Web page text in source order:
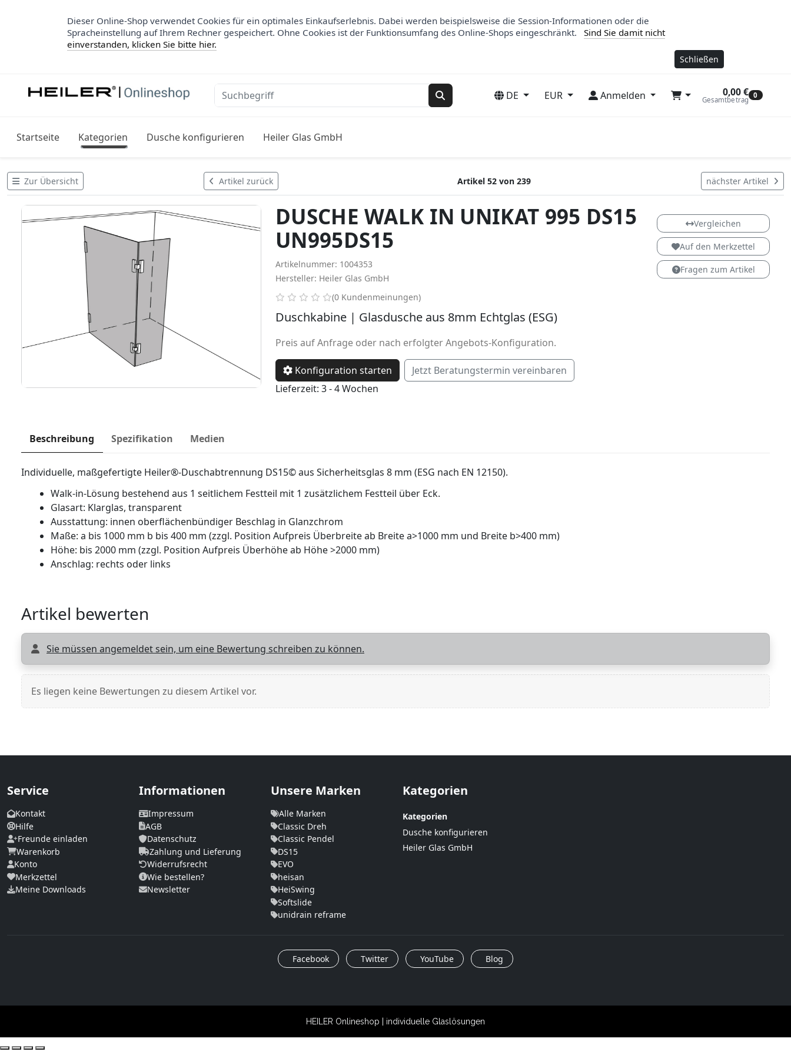
Dieser Online-Shop verwendet Cookies für ein optimales Einkaufserlebnis. Dabei werden beispielsweise die Session-Informationen oder die
Spracheinstellung auf Ihrem Rechner gespeichert. Ohne Cookies ist der Funktionsumfang des Online-Shops eingeschränkt.
Sind Sie damit nicht
einverstanden, klicken Sie bitte hier.
Schließen
Suchen
DE EUR Anmelden 0,00 €
Gesamtbetrag 0
Startseite Kategorien Dusche konfigurieren Heiler Glas GmbH
Zur Übersicht Artikel zurück Artikel 52 von 239 nächster Artikel
DUSCHE WALK IN UNIKAT 995 DS15
UN995DS15
Artikelnummer: 1004353
Hersteller: Heiler Glas GmbH
0 von 5 Sternen
(0 Kundenmeinungen)
Duschkabine | Glasdusche aus 8mm Echtglas (ESG)
Preis auf Anfrage oder nach erfolgter Angebots-Konfiguration.
Konfiguration starten
Jetzt Beratungstermin vereinbaren
Lieferzeit: 3 - 4 Wochen
DS15
Vergleichen
Auf den Merkzettel
Fragen zum Artikel
Beschreibung Spezifikation Medien
Individuelle, maßgefertigte Heiler®-Duschabtrennung DS15© aus Sicherheitsglas 8 mm (ESG nach EN 12150).
Walk-in-Lösung bestehend aus 1 seitlichem Festteil mit 1 zusätzlichem Festteil über Eck.
Glasart: Klarglas, transparent
Ausstattung: innen oberflächenbündiger Beschlag in Glanzchrom
Maße: a bis 1000 mm b bis 400 mm (zzgl. Position Aufpreis Überbreite ab Breite a>1000 mm und Breite b>400 mm)
Höhe: bis 2000 mm (zzgl. Position Aufpreis Überhöhe ab Höhe >2000 mm)
Anschlag: rechts oder links
Artikel bewerten
Sie müssen angemeldet sein, um eine Bewertung schreiben zu können.
Es liegen keine Bewertungen zu diesem Artikel vor.
Service
Kontakt
Hilfe
Freunde einladen
Warenkorb
Konto
Merkzettel
Meine Downloads
Informationen
Impressum
AGB
Datenschutz
Zahlung und Lieferung
Widerrufsrecht
Wie bestellen?
Newsletter
Unsere Marken
Alle Marken
Classic Dreh
Classic Pendel
DS15
EVO
heisan
HeiSwing
Softslide
unidrain reframe
Kategorien
Kategorien
Dusche konfigurieren
Heiler Glas GmbH
Facebook Twitter YouTube Blog
HEILER Onlineshop | individuelle Glaslösungen